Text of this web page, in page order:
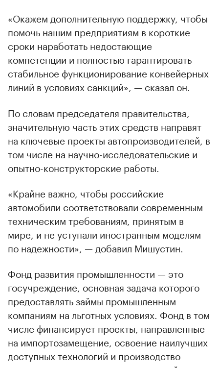
«Окажем дополнительную поддержку, чтобы
помочь нашим предприятиям в короткие
сроки наработать недостающие
компетенции и полностью гарантировать
стабильное функционирование конвейерных
линий в условиях санкций», — сказал он.
00:00 / 00:00
По словам председателя правительства,
значительную часть этих средств направят
на ключевые проекты автопроизводителей, в
том числе на научно-исследовательские и
опытно-конструкторские работы.
«Крайне важно, чтобы российские
автомобили соответствовали современным
техническим требованиям, принятым в
мире, и не уступали иностранным моделям
по надежности», — добавил Мишустин.
Фонд развития промышленности — это
госучреждение, основная задача которого
предоставлять займы промышленным
компаниям на льготных условиях. Фонд в том
числе финансирует проекты, направленные
на импортозамещение, освоение наилучших
доступных технологий и производство